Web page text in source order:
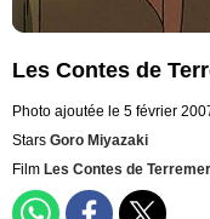
Les Contes de
Photo ajoutée le 5 février
Stars Goro Miyazaki
Film Les Contes de Terremer